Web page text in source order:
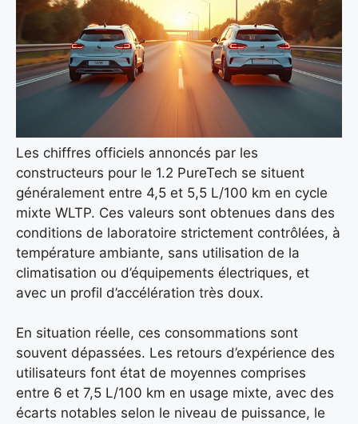
Les chiffres officiels annoncés par les
constructeurs pour le 1.2 PureTech se situent
généralement entre 4,5 et 5,5 L/100 km en cycle
mixte WLTP. Ces valeurs sont obtenues dans des
conditions de laboratoire strictement contrôlées, à
température ambiante, sans utilisation de la
climatisation ou d’équipements électriques, et
avec un profil d’accélération très doux.
En situation réelle, ces consommations sont
souvent dépassées. Les retours d’expérience des
utilisateurs font état de moyennes comprises
entre 6 et 7,5 L/100 km en usage mixte, avec des
écarts notables selon le niveau de puissance, le